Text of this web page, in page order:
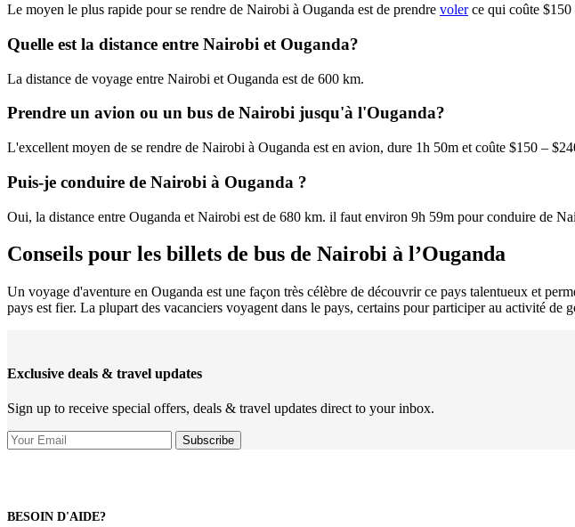
Le moyen le plus rapide pour se rendre de Nairobi à Ouganda est de prendre volerce qui coûte $150
Quelle est la distance entre Nairobi et Ouganda?
La distance de voyage entre Nairobi et Ouganda est de 600 km.
Prendre un avion ou un bus de Nairobi jusqu'à l'Ouganda?
L'excellent moyen de se rendre de Nairobi à Ouganda est en avion, dure 1h 50m et coûte $150 –
Puis-je conduire de Nairobi à Ouganda ?
Oui, la distance entre Ouganda et Nairobi est de 680 km. il faut environ 9h 59m pour conduire de
Conseils pour les billets de bus de Nairobi à l’Ouganda
Un voyage d'aventure en Ouganda est une façon très célèbre de découvrir ce pays talentueux et
pays est fier. La plupart des vacanciers voyagent dans le pays, certains pour participer au activité
Exclusive deals & travel updates
Sign up to receive special offers, deals & travel updates direct to your inbox.
BESOIN D'AIDE?